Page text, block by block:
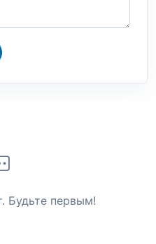
Будьте первым!